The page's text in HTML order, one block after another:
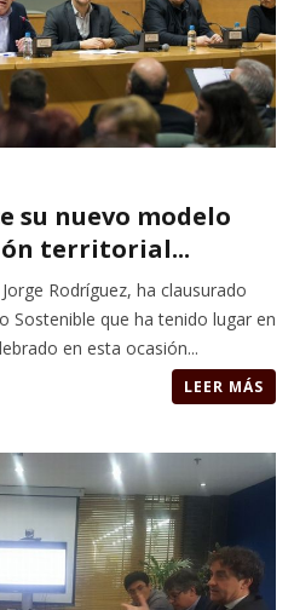
su nuevo modelo
territorial...
Rodríguez, ha clausurado
Sostenible que ha tenido lugar en
en esta ocasión...
LEER MÁS